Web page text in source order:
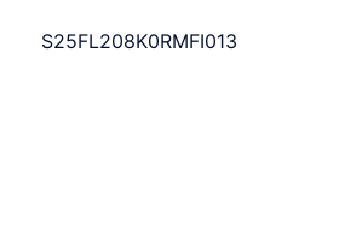
S25FL208K0RMFI013